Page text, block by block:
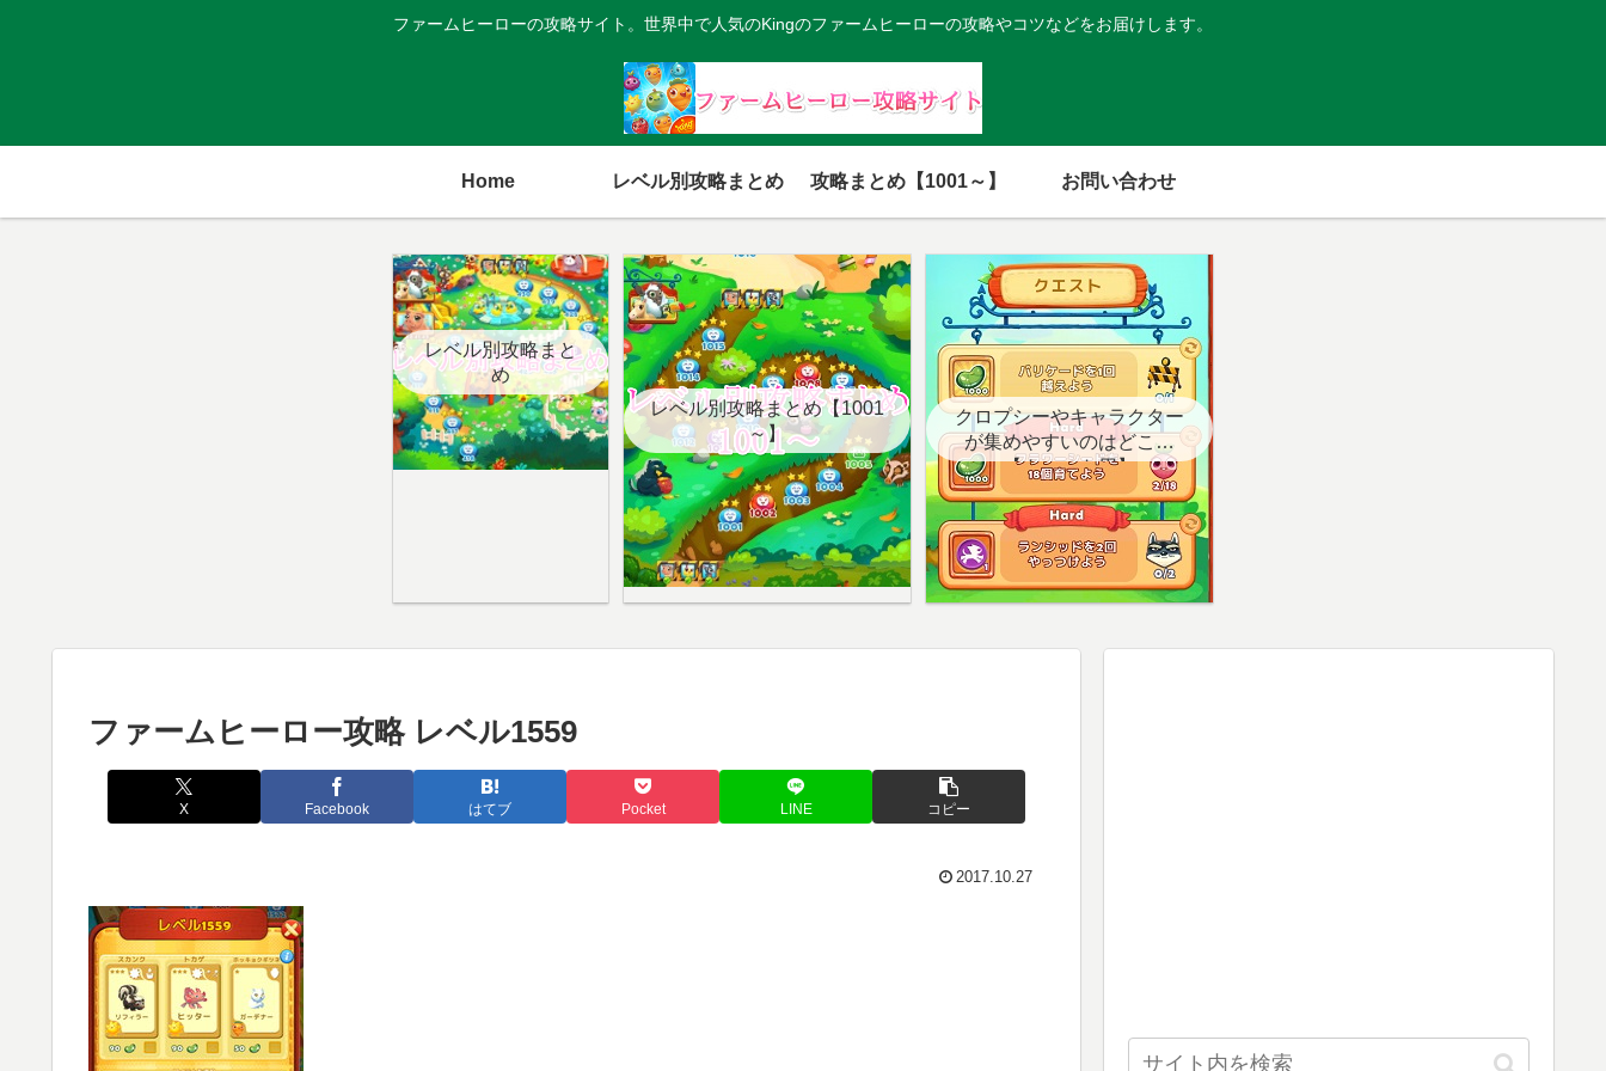
ファームヒーローの攻略サイト。世界中で人気のKingのファームヒーローの攻略やコツなどをお届けします。
Home レベル別攻略まとめ 攻略まとめ【1001～】 お問い合わせ
レベル別攻略まと
め
レベル別攻略まとめ【1001
～】
クロプシーやキャラクター
が集めやすいのはどこ？
【クエスト用】
ファームヒーロー攻略 レベル1559
X Facebook はてブ Pocket LINE コピー
2017.10.27